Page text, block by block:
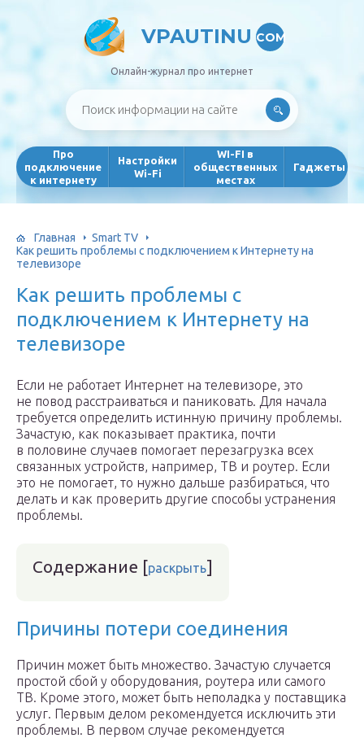
VPAUTINU COM
Онлайн-журнал про интернет
Про
подключение
к интернету
Настройки
Wi-Fi
WI-FI в
общественных
местах
Гаджеты
Главная
Smart TV
Как решить проблемы с подключением к Интернету на
телевизоре
Как решить проблемы с
подключением к Интернету на
телевизоре
Если не работает Интернет на телевизоре, это
не повод расстраиваться и паниковать. Для начала
требуется определить истинную причину проблемы.
Зачастую, как показывает практика, почти
в половине случаев помогает перезагрузка всех
связанных устройств, например, ТВ и роутер. Если
это не помогает, то нужно дальше разбираться, что
делать и как проверить другие способы устранения
проблемы.
Содержание [раскрыть]
Причины потери соединения
Причин может быть множество. Зачастую случается
простой сбой у оборудования, роутера или самого
ТВ. Кроме этого, может быть неполадка у поставщика
услуг. Первым делом рекомендуется исключить эти
проблемы. В первом случае рекомендуется